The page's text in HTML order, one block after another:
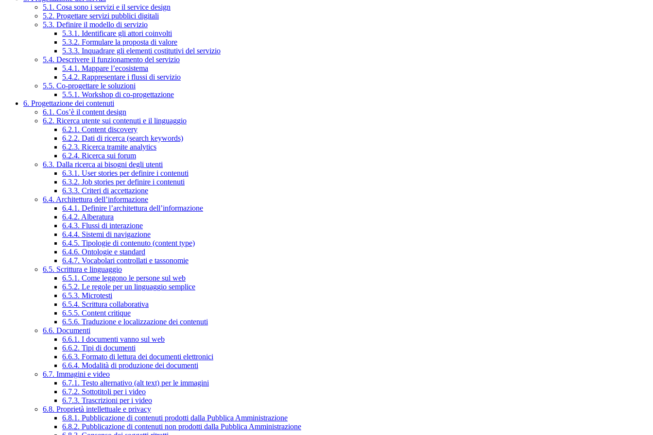
5.1. Cosa sono i servizi e il service design
5.2. Progettare servizi pubblici digitali
5.3. Definire il modello di servizio
5.3.1. Identificare gli attori coinvolti
5.3.2. Formulare la proposta di valore
5.3.3. Inquadrare gli elementi costitutivi del servizio
5.4. Descrivere il funzionamento del servizio
5.4.1. Mappare l’ecosistema
5.4.2. Rappresentare i flussi di servizio
5.5. Co-progettare le soluzioni
5.5.1. Workshop di co-progettazione
6. Progettazione dei contenuti
6.1. Cos’è il content design
6.2. Ricerca utente sui contenuti e il linguaggio
6.2.1. Content discovery
6.2.2. Dati di ricerca (search keywords)
6.2.3. Ricerca tramite analytics
6.2.4. Ricerca sui forum
6.3. Dalla ricerca ai bisogni degli utenti
6.3.1. User stories per definire i contenuti
6.3.2. Job stories per definire i contenuti
6.3.3. Criteri di accettazione
6.4. Architettura dell’informazione
6.4.1. Definire l’architettura dell’informazione
6.4.2. Alberatura
6.4.3. Flussi di interazione
6.4.4. Sistemi di navigazione
6.4.5. Tipologie di contenuto (content type)
6.4.6. Ontologie e standard
6.4.7. Vocabolari controllati e tassonomie
6.5. Scrittura e linguaggio
6.5.1. Come leggono le persone sul web
6.5.2. Le regole per un linguaggio semplice
6.5.3. Microtesti
6.5.4. Scrittura collaborativa
6.5.5. Content critique
6.5.6. Traduzione e localizzazione dei contenuti
6.6. Documenti
6.6.1. I documenti vanno sul web
6.6.2. Tipi di documenti
6.6.3. Formato di lettura dei documenti elettronici
6.6.4. Modalità di produzione dei documenti
6.7. Immagini e video
6.7.1. Testo alternativo (alt text) per le immagini
6.7.2. Sottotitoli per i video
6.7.3. Trascrizioni per i video
6.8. Proprietà intellettuale e privacy
6.8.1. Pubblicazione di contenuti prodotti dalla Pubblica Amministrazione
6.8.2. Pubblicazione di contenuti non prodotti dalla Pubblica Amministrazione